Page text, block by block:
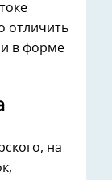
отличить
в форме
на